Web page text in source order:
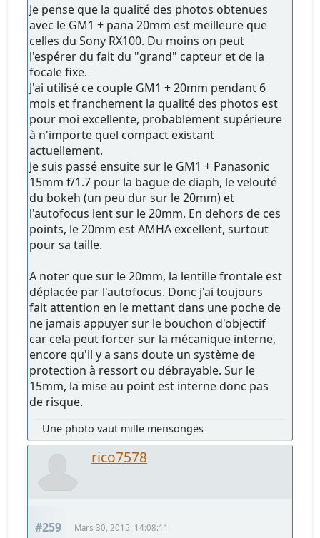
Je pense que la qualité des photos obtenues
avec le GM1 + pana 20mm est meilleure que
celles du Sony RX100. Du moins on peut
l'espérer du fait du "grand" capteur et de la
focale fixe.
J'ai utilisé ce couple GM1 + 20mm pendant 6
mois et franchement la qualité des photos est
pour moi excellente, probablement supérieure
à n'importe quel compact existant
actuellement.
Je suis passé ensuite sur le GM1 + Panasonic
15mm f/1.7 pour la bague de diaph, le velouté
du bokeh (un peu dur sur le 20mm) et
l'autofocus lent sur le 20mm. En dehors de ces
points, le 20mm est AMHA excellent, surtout
pour sa taille.
A noter que sur le 20mm, la lentille frontale est
déplacée par l'autofocus. Donc j'ai toujours
fait attention en le mettant dans une poche de
ne jamais appuyer sur le bouchon d'objectif
car cela peut forcer sur la mécanique interne,
encore qu'il y a sans doute un système de
protection à ressort ou débrayable. Sur le
15mm, la mise au point est interne donc pas
de risque.
Une photo vaut mille mensonges
rico7578
#259 Mars 30, 2015, 14:08:11